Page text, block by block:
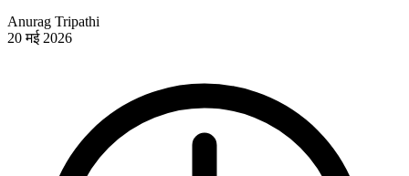
Anurag Tripathi
20 मई 2026